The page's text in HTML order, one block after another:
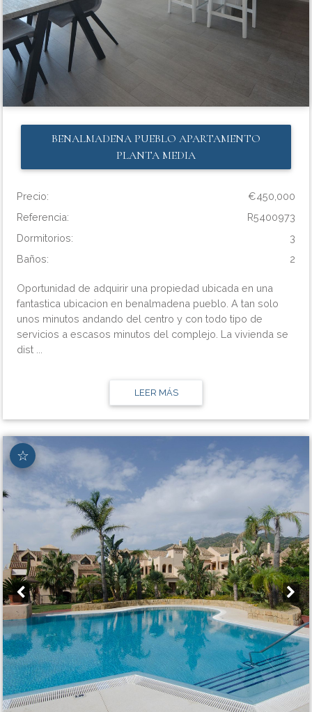
BENALMADENA PUEBLO APARTAMENTO
PLANTA MEDIA
Precio:
€450,000
Referencia:
R5400973
Dormitorios:
3
Baños:
2
Oportunidad de adquirir una propiedad ubicada en una
fantastica ubicacion en benalmadena pueblo. A tan solo
unos minutos andando del centro y con todo tipo de
servicios a escasos minutos del complejo. La vivienda se
dist ...
LEER MÁS
☆